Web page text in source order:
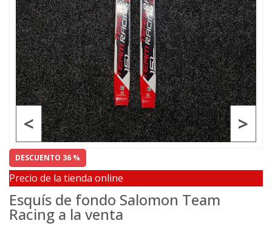
>
<
DESCUENTO 36 %
Precio de la tienda online
Esquís de fondo Salomon Team
Racing a la venta